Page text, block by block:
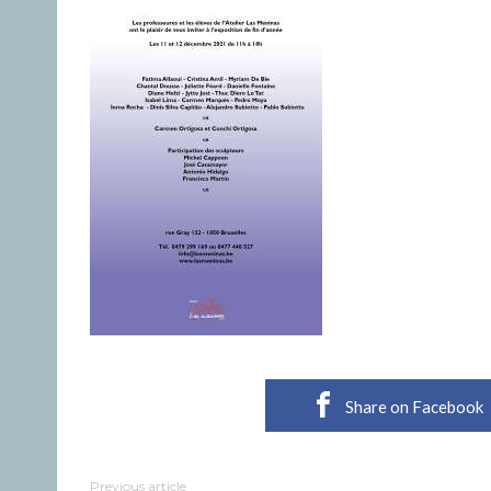
Share on Facebook
Previous article